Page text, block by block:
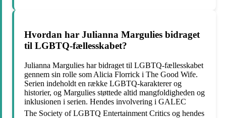
Hvordan har Julianna Margulies bidraget
til LGBTQ-fællesskabet?
Julianna Margulies har bidraget til LGBTQ-fællesskabet
gennem sin rolle som Alicia Florrick i The Good Wife.
Serien indeholdt en række LGBTQ-karakterer og
historier, og Margulies støttede altid mangfoldigheden og
inklusionen i serien. Hendes involvering i GALEC
The Society of LGBTQ Entertainment Critics og hendes